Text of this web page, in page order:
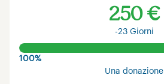
250 €
-23 Giorni
100%
Una donazione